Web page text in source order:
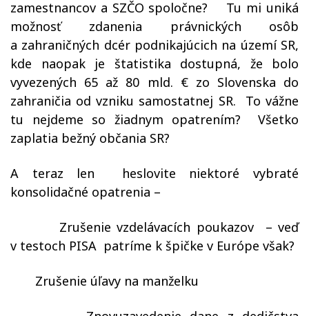
zamestnancov a SZČO spoločne?
Tu mi uniká
možnosť zdanenia právnických osôb
a zahraničných dcér podnikajúcich na území SR,
kde naopak je štatistika dostupná, že bolo
vyvezených 65 až 80 mld. € zo Slovenska do
zahraničia od vzniku samostatnej SR.
To vážne
tu nejdeme so žiadnym opatrením?
Všetko
zaplatia bežný občania SR?
A teraz len
heslovite niektoré vybraté
konsolidačné opatrenia –
Zrušenie vzdelávacích poukazov
– veď
v testoch PISA patríme k špičke v Európe však?
Zrušenie úľavy na manželku